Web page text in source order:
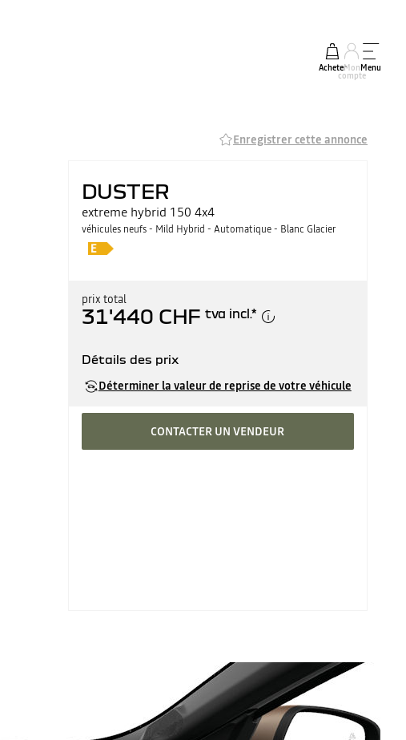
AcheterMon
compte
Menu
Enregistrer cette annonce
DUSTER
extreme hybrid 150 4x4
véhicules neufs - Mild Hybrid - Automatique - Blanc Glacier
prix total
31'440 CHF tva incl.*
Détails des prix
Déterminer la valeur de reprise de votre véhicule
CONTACTER UN VENDEUR